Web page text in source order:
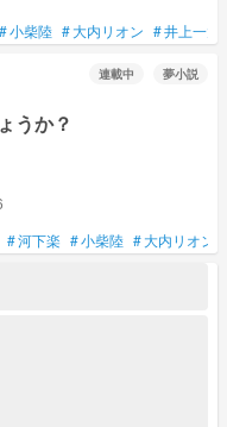
#小柴陸 #大内リオン #井上一太
連載中 夢小説
うか？
#河下楽 #小柴陸 #大内リオン